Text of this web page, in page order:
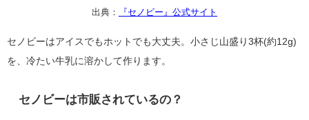
出典： 『セノビー』公式サイト
セノビーはアイスでもホットでも大丈夫。小さじ山盛り3杯(約12g)
を、冷たい牛乳に溶かして作ります。
セノビーは市販されているの？